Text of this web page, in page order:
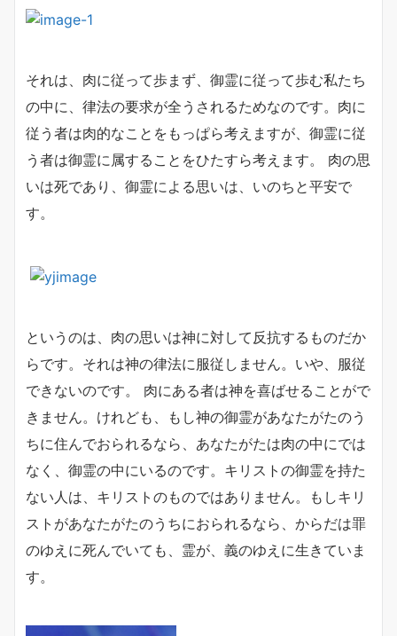
それは、肉に従って歩まず、御霊に従って歩む私たち
の中に、律法の要求が全うされるためなのです。肉に
従う者は肉的なことをもっぱら考えますが、御霊に従
う者は御霊に属することをひたすら考えます。
肉の思
いは死であり、御霊による思いは、いのちと平安で
す。
というのは、肉の思いは神に対して反抗するものだか
らです。それは神の律法に服従しません。いや、服従
できないのです。
肉にある者は神を喜ばせることがで
きません。けれども、もし神の御霊があなたがたのう
ちに住んでおられるなら、あなたがたは肉の中にでは
なく、御霊の中にいるのです。キリストの御霊を持た
ない人は、キリストのものではありません。もしキリ
ストがあなたがたのうちにおられるなら、からだは罪
のゆえに死んでいても、霊が、義のゆえに生きていま
す。